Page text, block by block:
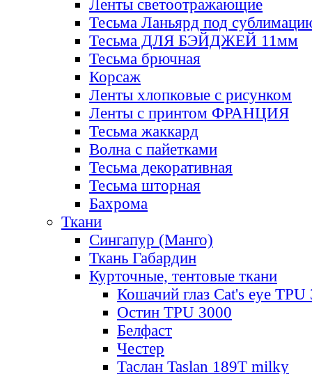
Ленты светоотражающие
Тесьма Ланьярд под
Тесьма ДЛЯ БЭЙДЖЕЙ 11мм
Тесьма брючная
Корсаж
Ленты хлопковые с рисунком
Ленты с принтом ФРАНЦИЯ
Тесьма жаккард
Волна с пайетками
Тесьма декоративная
Тесьма шторная
Бахрома
Ткани
Сингапур (Манго)
Ткань Габардин
Курточные, тентовые ткани
Кошачий глаз Cat's eye TPU
Остин TPU 3000
Белфаст
Честер
Таслан Taslan 189T milky